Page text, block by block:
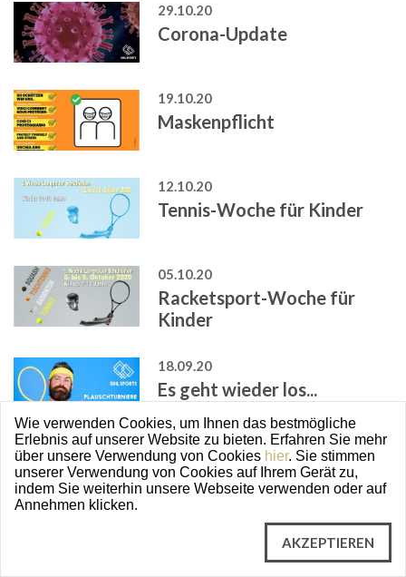
29.10.20
Corona-Update
19.10.20
Maskenpflicht
12.10.20
Tennis-Woche für Kinder
05.10.20
Racketsport-Woche für
Kinder
18.09.20
Es geht wieder los...
18.09.20
Es geht wieder los...
Fitnesscenter geschlossen
Wie verwenden Cookies, um Ihnen das bestmögliche
Erlebnis auf unserer Website zu bieten. Erfahren Sie mehr
über unsere Verwendung von Cookies hier. Sie stimmen
unserer Verwendung von Cookies auf Ihrem Gerät zu,
indem Sie weiterhin unsere Webseite verwenden oder auf
Annehmen klicken.
AKZEPTIEREN